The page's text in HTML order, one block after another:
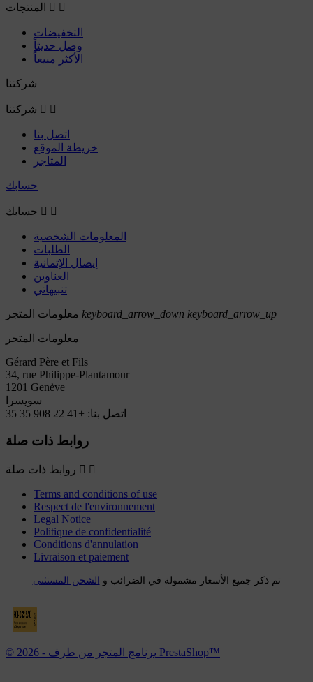
المنتجات  
التخفيضات
وصل حديثاً
الأكثر مبيعاً
شركتنا
شركتنا  
اتصل بنا
خريطة الموقع
المتاجر
حسابك
حسابك  
المعلومات الشخصية
الطلبات
إيصال الإتمانية
العناوين
تنبيهاتي
معلومات المتجر keyboard_arrow_down keyboard_arrow_up
معلومات المتجر
Gérard Père et Fils
34, rue Philippe-Plantamour
1201 Genève
سويسرا
اتصل بنا: +41 22 908 35 35
روابط ذات صلة
روابط ذات صلة  
Terms and conditions of use
Respect de l'environnement
Legal Notice
Politique de confidentialité
Conditions d'annulation
Livraison et paiement
تم ذكر جميع الأسعار مشمولة في الضرائب و الشحن المستثنى
© 2026 - برنامج المتجر من طرف PrestaShop™